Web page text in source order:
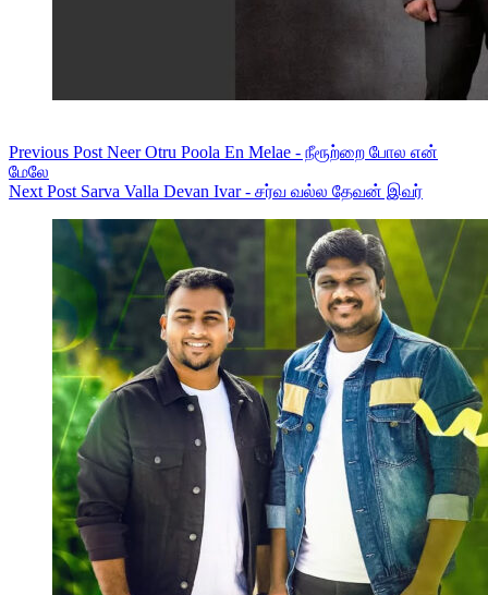
Previous Post Neer Otru Poola En Melae - நீரூற்றை போல என்
மேலே
Next Post Sarva Valla Devan Ivar - சர்வ வல்ல தேவன் இவர்